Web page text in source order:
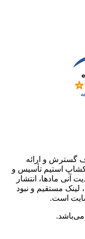
در بهمن سال 1401 با هدف گسترش و ارائه
استیم تأسیس و
آنی مادها، انتشار
لینک مستقیم و نبود
است.